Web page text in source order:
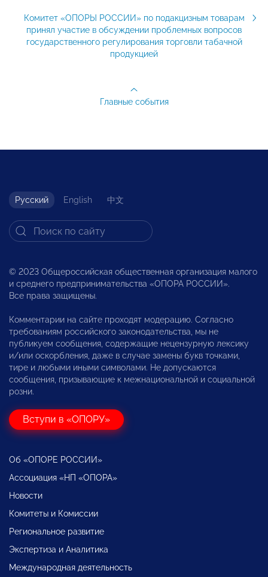
Комитет «ОПОРЫ РОССИИ» по подакцизным товарам
принял участие в обсуждении проблемных вопросов
государственного регулирования торговли табачной
продукцией
Главные события
Русский English 中文
© 2023 Общероссийская общественная организация малого
и среднего предпринимательства «ОПОРА РОССИИ».
Все права защищены.
Комментарии на сайте проходят модерацию. Согласно
требованиям российского законодательства, мы не
публикуем сообщения, содержащие нецензурную лексику
и/или оскорбления, даже в случае замены букв точками,
тире и любыми иными символами. Не допускаются
сообщения, призывающие к межнациональной и социальной
розни.
Вступи в «ОПОРУ»
Об «ОПОРЕ РОССИИ»
Ассоциация «НП «ОПОРА»
Новости
Комитеты и Комиссии
Региональное развитие
Экспертиза и Аналитика
Международная деятельность